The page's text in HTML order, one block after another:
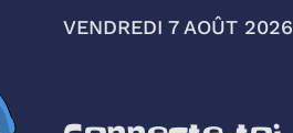
VENDREDI 7 AOÛT 2026